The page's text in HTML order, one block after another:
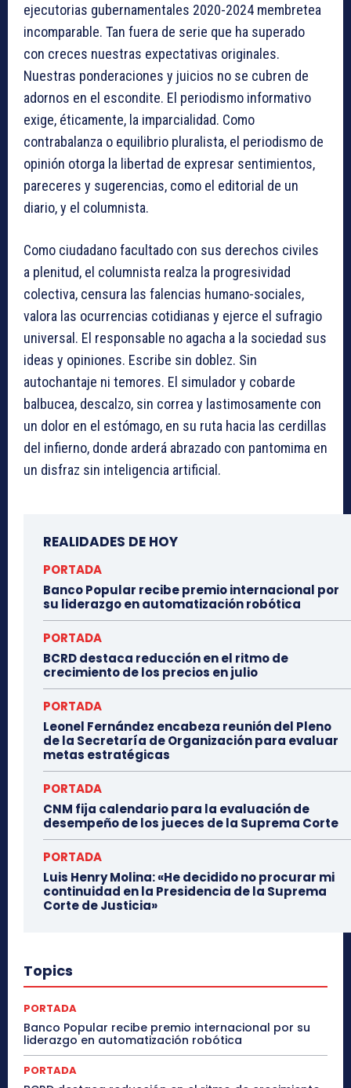
ejecutorias gubernamentales 2020-2024 membretea
incomparable. Tan fuera de serie que ha superado
con creces nuestras expectativas originales.
Nuestras ponderaciones y juicios no se cubren de
adornos en el escondite. El periodismo informativo
exige, éticamente, la imparcialidad. Como
contrabalanza o equilibrio pluralista, el periodismo de
opinión otorga la libertad de expresar sentimientos,
pareceres y sugerencias, como el editorial de un
diario, y el columnista.
Como ciudadano facultado con sus derechos civiles
a plenitud, el columnista realza la progresividad
colectiva, censura las falencias humano-sociales,
valora las ocurrencias cotidianas y ejerce el sufragio
universal. El responsable no agacha a la sociedad sus
ideas y opiniones. Escribe sin doblez. Sin
autochantaje ni temores. El simulador y cobarde
balbucea, descalzo, sin correa y lastimosamente con
un dolor en el estómago, en su ruta hacia las cerdillas
del infierno, donde arderá abrazado con pantomima en
un disfraz sin inteligencia artificial.
REALIDADES DE HOY
PORTADA
Banco Popular recibe premio internacional por
su liderazgo en automatización robótica
PORTADA
BCRD destaca reducción en el ritmo de
crecimiento de los precios en julio
PORTADA
Leonel Fernández encabeza reunión del Pleno
de la Secretaría de Organización para evaluar
metas estratégicas
PORTADA
CNM fija calendario para la evaluación de
desempeño de los jueces de la Suprema Corte
PORTADA
Luis Henry Molina: «He decidido no procurar mi
continuidad en la Presidencia de la Suprema
Corte de Justicia»
Topics
PORTADA
Banco Popular recibe premio internacional por su
liderazgo en automatización robótica
PORTADA